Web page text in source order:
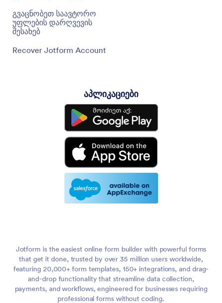
გვაცნობეთ საავტორო
უფლების დარღვევის
შესახებ
Recover Jotform Account
აპლიკაციები
Jotform is the easiest online form builder with powerful forms
that get it done, trusted by over 35 million users worldwide,
featuring 20,000+ form templates, 150+ integrations, and drag-
and-drop functionality that streamline data collection,
payments, and workflows, engineered for businesses requiring
professional forms without coding.